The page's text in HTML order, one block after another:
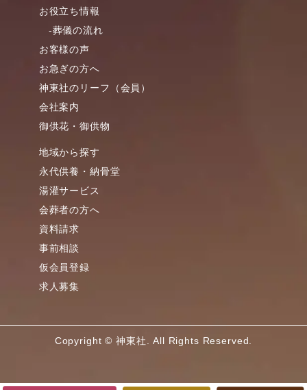
お役立ち情報
-葬儀の流れ
お客様の声
お急ぎの方へ
神東社のリーフ（会員）
会社案内
御供花・御供物
地域から探す
永代供養・納骨堂
湯灌サービス
会葬者の方へ
資料請求
事前相談
仮会員登録
求人募集
Copyright © 神東社. All Rights Reserved.